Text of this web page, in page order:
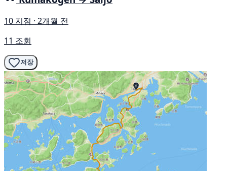
10 지점 · 2개월 전
11 조회
저장